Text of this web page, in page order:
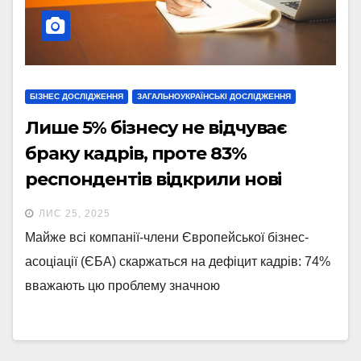
БІЗНЕС ДОСЛІДЖЕННЯ ЗАГАЛЬНОУКРАЇНСЬКІ ДОСЛІДЖЕННЯ
Лише 5% бізнесу не відчуває
браку кадрів, проте 83%
респондентів відкрили нові
вакансії у 2025р. – опитування
ЄБА
ЛИС 25, 2025
Майже всі компанії-члени Європейської бізнес-
асоціації (ЄБА) скаржаться на дефіцит кадрів: 74%
вважають цю проблему значною